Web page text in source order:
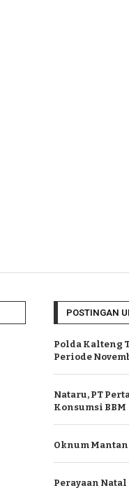
POSTINGAN
Polda Kalteng
Periode
Nataru, PT
Konsumsi BBM
Oknum
Perayaan Natal